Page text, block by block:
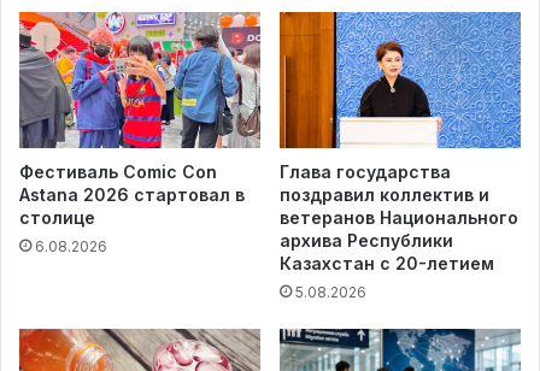
Фестиваль Comic Con
Astana 2026 стартовал в
столице
6.08.2026
Глава государства
поздравил коллектив и
ветеранов Национального
архива Республики
Казахстан с 20-летием
5.08.2026